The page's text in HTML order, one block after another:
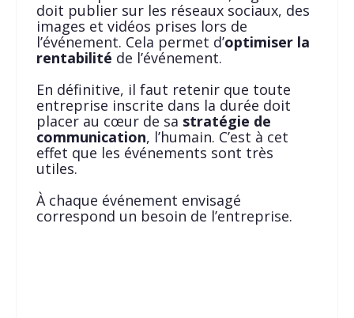
doit publier sur les réseaux sociaux, des
images et vidéos prises lors de
l’événement. Cela permet d’optimiser la
rentabilité de l’événement.
En définitive, il faut retenir que toute
entreprise inscrite dans la durée doit
placer au cœur de sa stratégie de
communication, l’humain. C’est à cet
effet que les événements sont très
utiles.
À chaque événement envisagé
correspond un besoin de l’entreprise.